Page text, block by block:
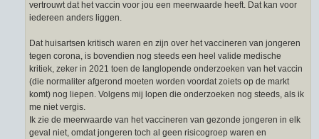
vertrouwt dat het vaccin voor jou een meerwaarde heeft. Dat kan voor
iedereen anders liggen.
Dat huisartsen kritisch waren en zijn over het vaccineren van jongeren
tegen corona, is bovendien nog steeds een heel valide medische
kritiek, zeker in 2021 toen de langlopende onderzoeken van het vaccin
(die normaliter afgerond moeten worden voordat zoiets op de markt
komt) nog liepen. Volgens mij lopen die onderzoeken nog steeds, als ik
me niet vergis.
Ik zie de meerwaarde van het vaccineren van gezonde jongeren in elk
geval niet, omdat jongeren toch al geen risicogroep waren en